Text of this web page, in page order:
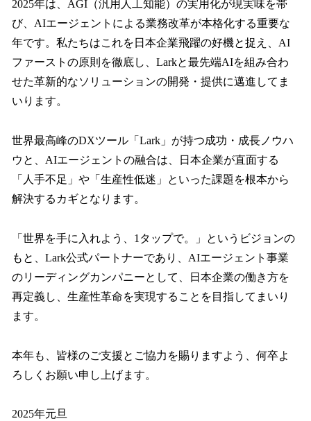
2025年は、AGI（汎用人工知能）の実用化が現実味を帯
び、AIエージェントによる業務改革が本格化する重要な
年です。私たちはこれを日本企業飛躍の好機と捉え、AI
ファーストの原則を徹底し、Larkと最先端AIを組み合わ
せた革新的なソリューションの開発・提供に邁進してま
いります。
世界最高峰のDXツール「Lark」が持つ成功・成長ノウハ
ウと、AIエージェントの融合は、日本企業が直面する
「人手不足」や「生産性低迷」といった課題を根本から
解決するカギとなります。
「世界を手に入れよう、1タップで。」というビジョンの
もと、Lark公式パートナーであり、AIエージェント事業
のリーディングカンパニーとして、日本企業の働き方を
再定義し、生産性革命を実現することを目指してまいり
ます。
本年も、皆様のご支援とご協力を賜りますよう、何卒よ
ろしくお願い申し上げます。
2025年元旦